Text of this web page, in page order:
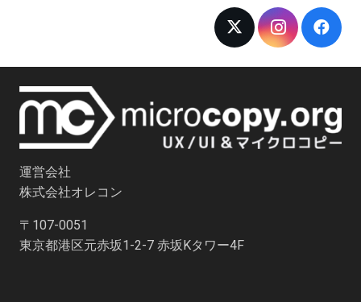
運営会社
株式会社オレコン
〒107-0051
東京都港区元赤坂1-2-7 赤坂Kタワー4F